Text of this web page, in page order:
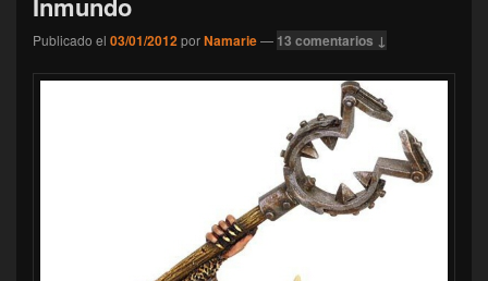
Publicado el 03/01/2012porNamarie— 13 comentarios ↓